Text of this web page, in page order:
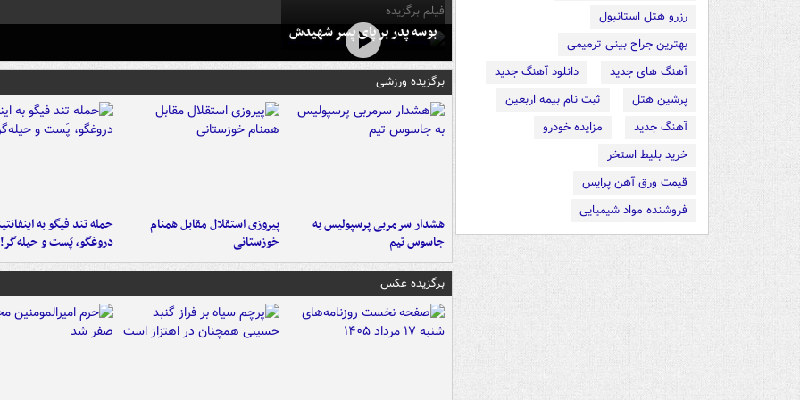
رزرو هتل استانبول
بهترین جراح بینی ترمیمی
آهنگ های جدید
دانلود آهنگ جدید
پرشین هتل
ثبت نام بیمه اربعین
آهنگ جدید
مزایده خودرو
خرید بلیط استخر
قیمت ورق آهن پرایس
فروشنده مواد شیمیایی
فیلم برگزیده
بوسه‌ پدر بر پای پسر شهیدش
برگزیده ورزشی
هشدار سرمربی پرسپولیس به
جاسوس تیم
پیروزی استقلال مقابل همنام
خوزستانی
حمله تند فیگو به
دروغگو، پَست‌ و حیله‌گر!
برگزیده عکس